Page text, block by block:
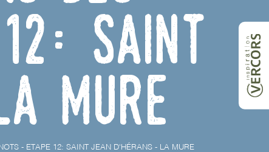
Saint
Mure
- ETAPE 12: SAINT JEAN D'HÉRANS - LA MURE